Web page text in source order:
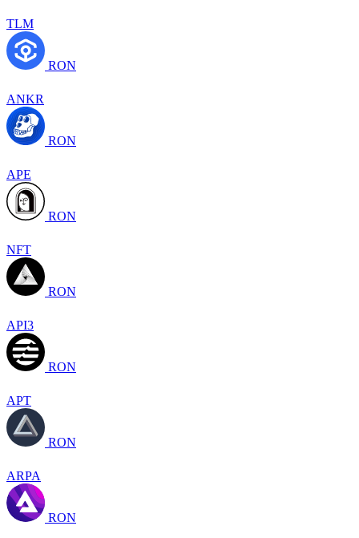
TLM
RON
ANKR
RON
APE
RON
NFT
RON
API3
RON
APT
RON
ARPA
RON